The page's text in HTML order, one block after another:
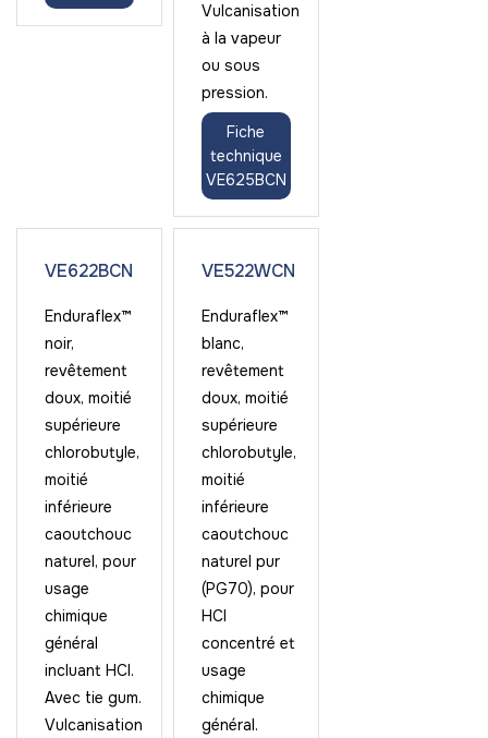
Vulcanisation
à la vapeur
ou sous
pression.
Fiche
technique
VE625BCN
VE622BCN
Enduraflex™
noir,
revêtement
doux, moitié
supérieure
chlorobutyle,
moitié
inférieure
caoutchouc
naturel, pour
usage
chimique
général
incluant HCl.
Avec tie gum.
Vulcanisation
VE522WCN
Enduraflex™
blanc,
revêtement
doux, moitié
supérieure
chlorobutyle,
moitié
inférieure
caoutchouc
naturel pur
(PG70), pour
HCl
concentré et
usage
chimique
général.